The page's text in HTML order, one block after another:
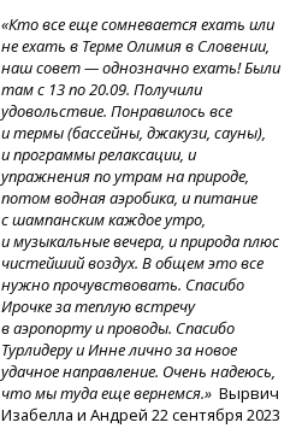
«Кто все еще сомневается ехать или
не ехать в Терме Олимия в Словении,
наш совет — однозначно ехать! Были
там с 13 по 20.09. Получили
удовольствие. Понравилось все
и термы (бассейны, джакузи, сауны),
и программы релаксации, и
упражнения по утрам на природе,
потом водная аэробика, и питание
с шампанским каждое утро,
и музыкальные вечера, и природа плюс
чистейший воздух. В общем это все
нужно прочувствовать. Спасибо
Ирочке за теплую встречу
в аэропорту и проводы. Спасибо
Турлидеру и Инне лично за новое
удачное направление. Очень надеюсь,
что мы туда еще вернемся.» Вырвич
Изабелла и Андрей 22 сентября 2023